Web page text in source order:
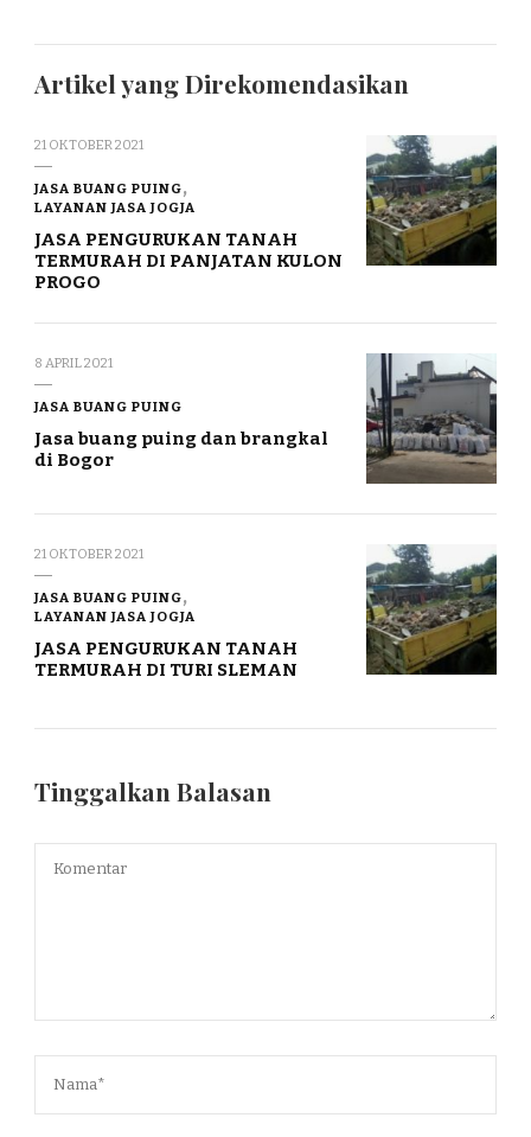
Artikel yang Direkomendasikan
21 OKTOBER 2021
JASA BUANG PUING
LAYANAN JASA JOGJA
JASA PENGURUKAN TANAH
TERMURAH DI PANJATAN KULON
PROGO
8 APRIL 2021
JASA BUANG PUING
Jasa buang puing dan brangkal
di Bogor
21 OKTOBER 2021
JASA BUANG PUING
LAYANAN JASA JOGJA
JASA PENGURUKAN TANAH
TERMURAH DI TURI SLEMAN
Tinggalkan Balasan